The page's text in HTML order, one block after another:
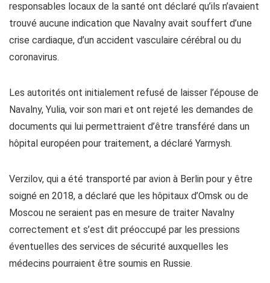
responsables locaux de la santé ont déclaré qu’ils n’avaient
trouvé aucune indication que Navalny avait souffert d’une
crise cardiaque, d’un accident vasculaire cérébral ou du
coronavirus.
Les autorités ont initialement refusé de laisser l’épouse de
Navalny, Yulia, voir son mari et ont rejeté les demandes de
documents qui lui permettraient d’être transféré dans un
hôpital européen pour traitement, a déclaré Yarmysh.
Verzilov, qui a été transporté par avion à Berlin pour y être
soigné en 2018, a déclaré que les hôpitaux d’Omsk ou de
Moscou ne seraient pas en mesure de traiter Navalny
correctement et s’est dit préoccupé par les pressions
éventuelles des services de sécurité auxquelles les
médecins pourraient être soumis en Russie.